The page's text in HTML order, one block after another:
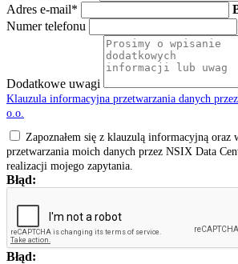
Adres e-mail*
Numer telefonu
Dodatkowe uwagi
Klauzula informacyjna przetwarzania danych
o.o.
Zapoznałem się z klauzulą informacyjną oraz
przetwarzania moich danych przez NSIX Data
realizacji mojego zapytania.
Błąd:
Błąd: